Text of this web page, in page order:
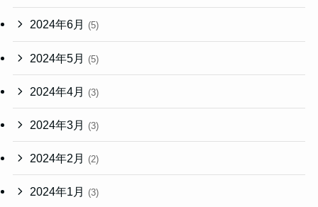
2024年6月 (5)
2024年5月 (5)
2024年4月 (3)
2024年3月 (3)
2024年2月 (2)
2024年1月 (3)